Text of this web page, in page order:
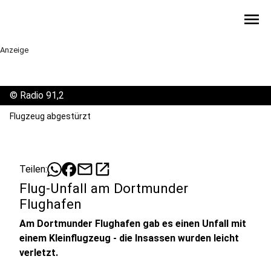
menu
Anzeige
© Radio 91,2
Flugzeug abgestürzt
Teilen: mailopen_in_new
Flug-Unfall am Dortmunder
Flughafen
Am Dortmunder Flughafen gab es einen Unfall mit
einem Kleinflugzeug - die Insassen wurden leicht
verletzt.